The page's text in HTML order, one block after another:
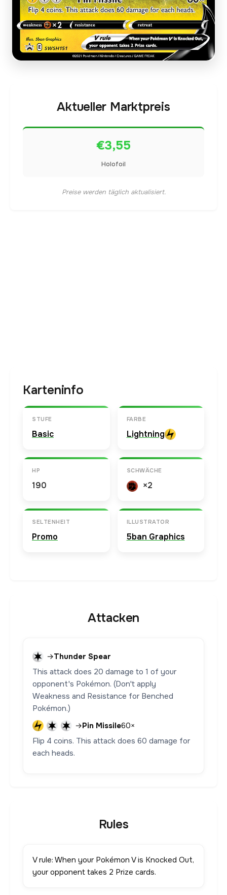
Aktueller Marktpreis
€3,55
Holofoil
Preise werden täglich aktualisiert.
Karteninfo
STUFE
Basic
FARBE
Lightning
HP
190
SCHWÄCHE
×2
SELTENHEIT
Promo
ILLUSTRATOR
5ban Graphics
Attacken
→Thunder Spear
This attack does 20 damage to 1 of your
opponent's Pokémon. (Don't apply
Weakness and Resistance for Benched
Pokémon.)
→Pin Missile60×
Flip 4 coins. This attack does 60 damage for
each heads.
Rules
V rule: When your Pokémon V is Knocked Out,
your opponent takes 2 Prize cards.